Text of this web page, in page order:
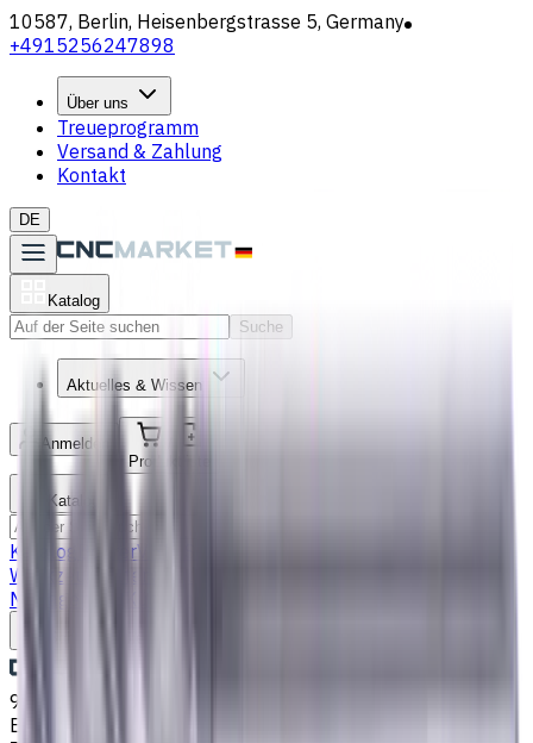
10587, Berlin, Heisenbergstrasse 5, Germany
+4915256247898
Über uns
Treueprogramm
Versand & Zahlung
Kontakt
DE
Katalog
Suche
Aktuelles & Wissen
Anmelden
Produktliste
Katalog
Katalog BohrerVHM Schaftfräsern
Werkzeughalter
Management
9. Aug. 2026, 04:32
Email